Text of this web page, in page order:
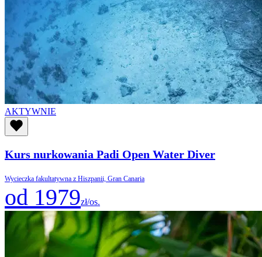
AKTYWNIE
Kurs nurkowania Padi Open Water Diver
Wycieczka fakultatywna z Hiszpanii, Gran Canaria
od 1979zł/os.